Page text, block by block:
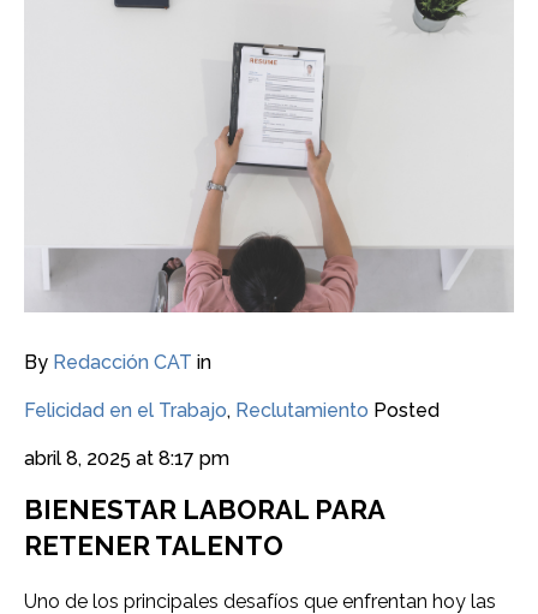
By Redacción CAT in
Felicidad en el Trabajo, Reclutamiento Posted
abril 8, 2025 at 8:17 pm
BIENESTAR LABORAL PARA
RETENER TALENTO
Uno de los principales desafíos que enfrentan hoy las